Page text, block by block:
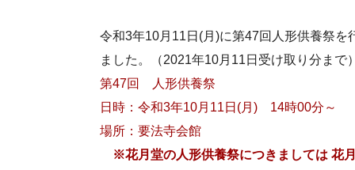
令和3年10月11日(月)に第47回人形供養祭
ました。（2021年10月11日受け取り分まで
第47回 人形供養祭
日時：令和3年10月11日(月) 14時00分～
場所：要法寺会館
※花月堂の人形供養祭につきましては 花